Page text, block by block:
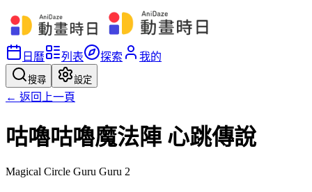
日曆 列表 探索 我的
搜尋 設定
← 返回上一頁
咕嚕咕嚕魔法陣 心跳傳說
Magical Circle Guru Guru 2